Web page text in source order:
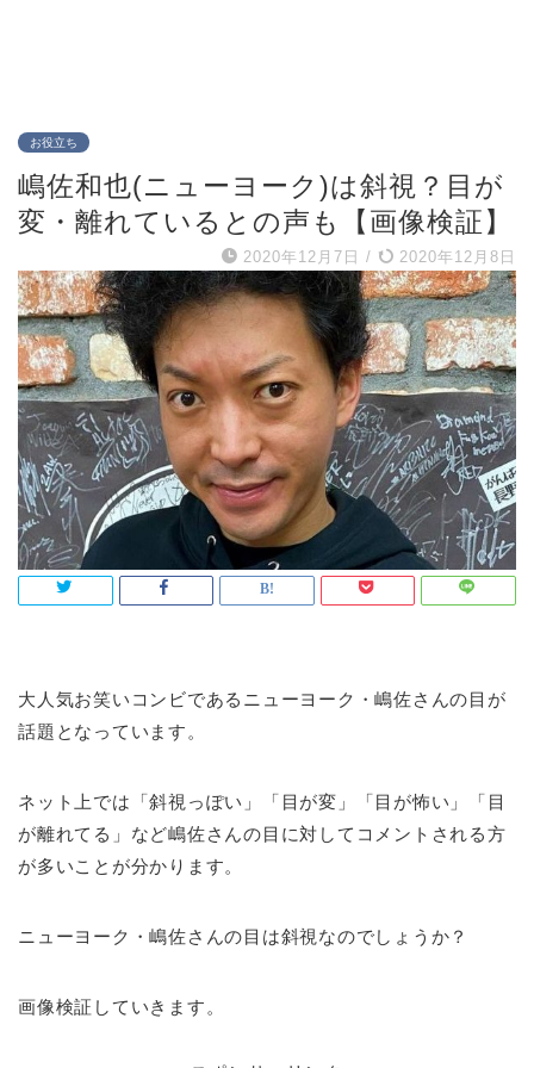
お役立ち
嶋佐和也(ニューヨーク)は斜視？目が
変・離れているとの声も【画像検証】
2020年12月7日 / 2020年12月8日
大人気お笑いコンビであるニューヨーク・嶋佐さんの目が
話題となっています。
ネット上では「斜視っぽい」「目が変」「目が怖い」「目
が離れてる」など嶋佐さんの目に対してコメントされる方
が多いことが分かります。
ニューヨーク・嶋佐さんの目は斜視なのでしょうか？
画像検証していきます。